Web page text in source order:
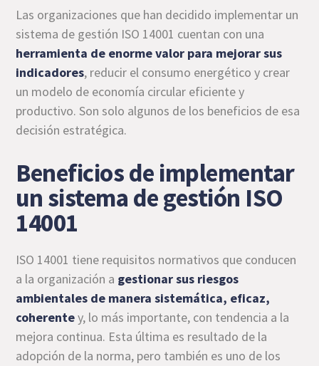
Las organizaciones que han decidido implementar un
sistema de gestión ISO 14001 cuentan con una
herramienta de enorme valor para mejorar sus
indicadores, reducir el consumo energético y crear
un modelo de economía circular eficiente y
productivo. Son solo algunos de los beneficios de esa
decisión estratégica.
Beneficios de implementar
un sistema de gestión ISO
14001
ISO 14001 tiene requisitos normativos que conducen
a la organización a gestionar sus riesgos
ambientales de manera sistemática, eficaz,
coherentey, lo más importante, con tendencia a la
mejora continua. Esta última es resultado de la
adopción de la norma, pero también es uno de los